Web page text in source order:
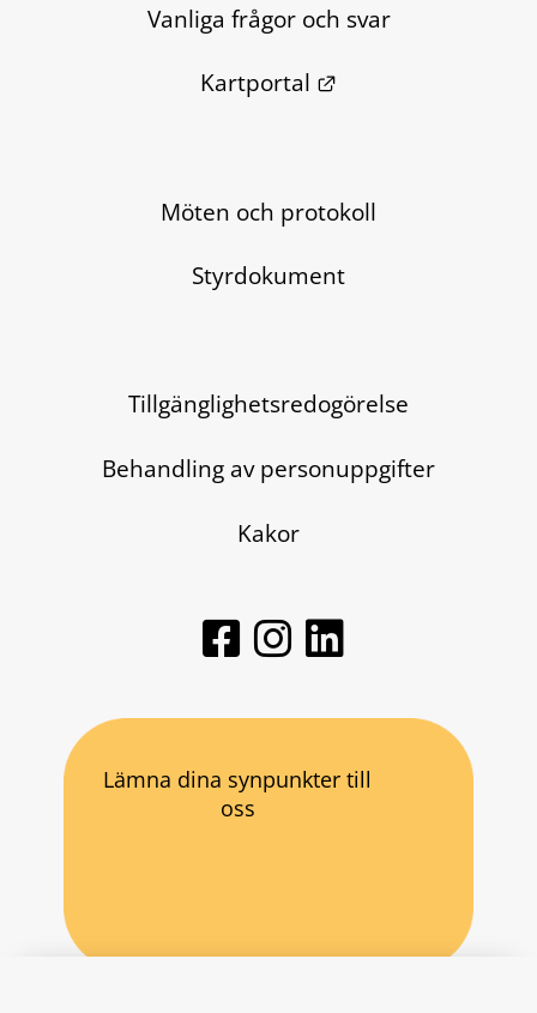
Vanliga frågor och svar
Kartportal
Länk till annan
Möten och protokoll
Styrdokument
Tillgänglighetsredogörelse
Behandling av personuppgifter
Kakor
Lämna dina synpunkter till
oss